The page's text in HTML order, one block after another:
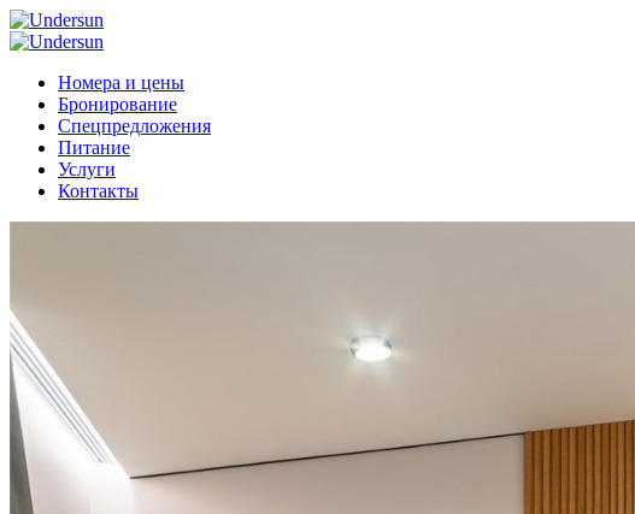
Номера и цены
Бронирование
Спецпредложения
Питание
Услуги
Контакты